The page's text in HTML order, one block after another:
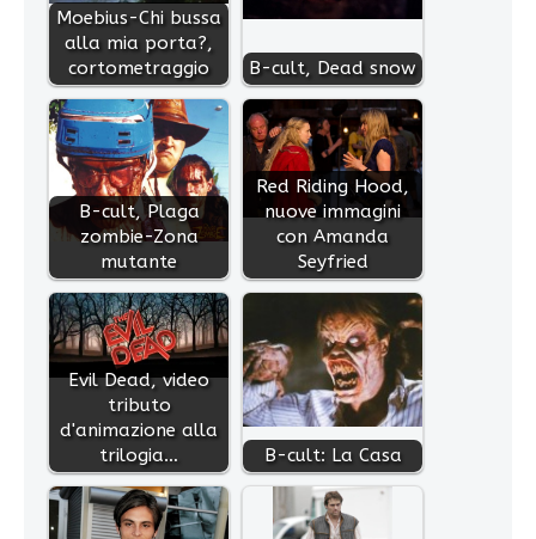
Moebius-Chi bussa
alla mia porta?,
cortometraggio
B-cult, Dead snow
B-cult, Plaga
zombie-Zona
mutante
Red Riding Hood,
nuove immagini
con Amanda
Seyfried
Evil Dead, video
tributo
d'animazione alla
trilogia…
B-cult: La Casa